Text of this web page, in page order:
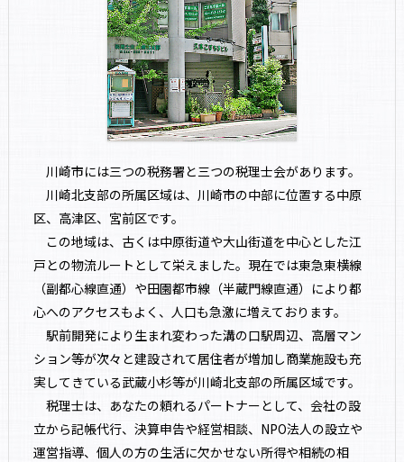
川崎市には三つの税務署と三つの税理士会があります。
川崎北支部の所属区域は、川崎市の中部に位置する中原
区、高津区、宮前区です。
この地域は、古くは中原街道や大山街道を中心とした江
戸との物流ルートとして栄えました。現在では東急東横線
（副都心線直通）や田園都市線（半蔵門線直通）により都
心へのアクセスもよく、人口も急激に増えております。
駅前開発により生まれ変わった溝の口駅周辺、高層マン
ション等が次々と建設されて居住者が増加し商業施設も充
実してきている武蔵小杉等が川崎北支部の所属区域です。
税理士は、あなたの頼れるパートナーとして、会社の設
立から記帳代行、決算申告や経営相談、NPO法人の設立や
運営指導、個人の方の生活に欠かせない所得や相続の相